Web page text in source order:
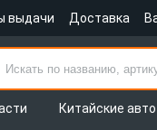
выдачи Доставка
Китайские авто